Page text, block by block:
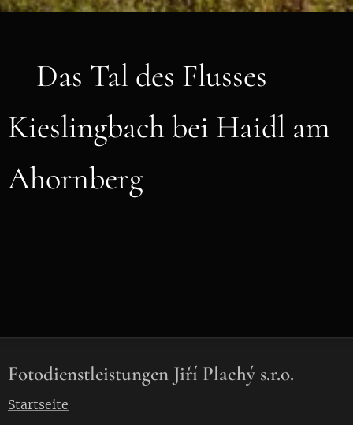
Das Tal des Flusses
Kieslingbach bei Haidl am
Ahornberg
Fotodienstleistungen Jiří Plachý s.r.o.
Startseite